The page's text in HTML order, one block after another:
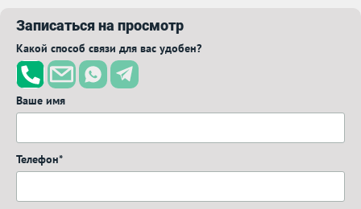
Записаться на просмотр
Какой способ связи для вас удобен?
Ваше имя
Телефон*